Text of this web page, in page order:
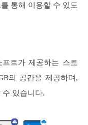
통해 이용할 수 있도
트가 제공하는 스토
의 공간을 제공하며,
수 있습니다.